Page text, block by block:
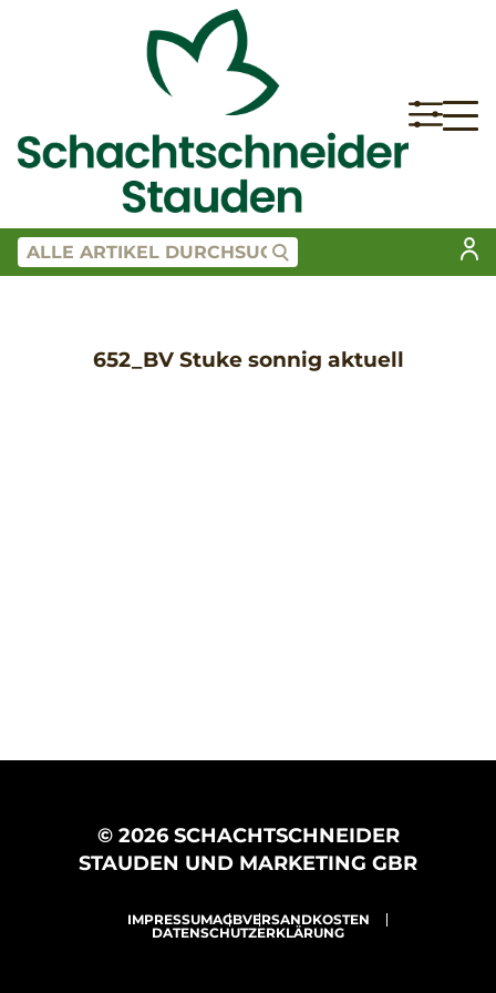
652_BV Stuke sonnig aktuell
© 2026 SCHACHTSCHNEIDER
STAUDEN UND MARKETING GBR
IMPRESSUMAGBVERSANDKOSTEN
DATENSCHUTZERKLÄRUNG